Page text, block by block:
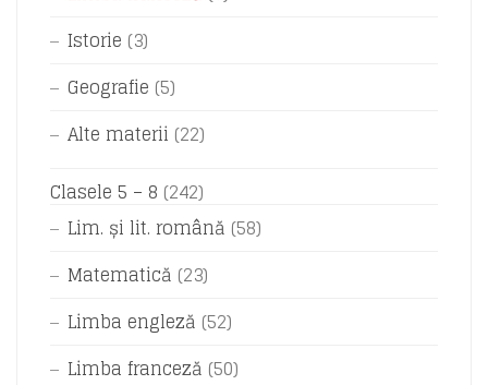
Istorie (3)
Geografie (5)
Alte materii (22)
Clasele 5 – 8 (242)
Lim. și lit. română (58)
Matematică (23)
Limba engleză (52)
Limba franceză (50)